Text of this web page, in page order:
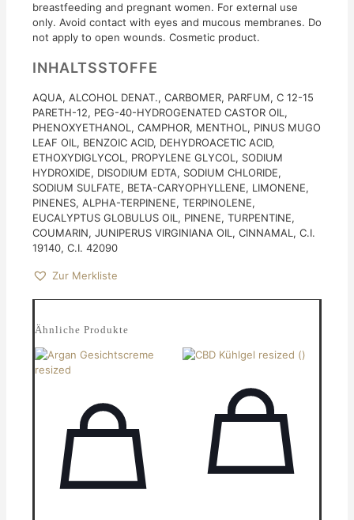
breastfeeding and pregnant women. For external use
only. Avoid contact with eyes and mucous membranes. Do
not apply to open wounds. Cosmetic product.
INHALTSSTOFFE
AQUA, ALCOHOL DENAT., CARBOMER, PARFUM, C 12-15
PARETH-12, PEG-40-HYDROGENATED CASTOR OIL,
PHENOXYETHANOL, CAMPHOR, MENTHOL, PINUS MUGO
LEAF OIL, BENZOIC ACID, DEHYDROACETIC ACID,
ETHOXYDIGLYCOL, PROPYLENE GLYCOL, SODIUM
HYDROXIDE, DISODIUM EDTA, SODIUM CHLORIDE,
SODIUM SULFATE, BETA-CARYOPHYLLENE, LIMONENE,
PINENES, ALPHA-TERPINENE, TERPINOLENE,
EUCALYPTUS GLOBULUS OIL, PINENE, TURPENTINE,
COUMARIN, JUNIPERUS VIRGINIANA OIL, CINNAMAL, C.I.
19140, C.I. 42090
Zur Merkliste
Ähnliche Produkte